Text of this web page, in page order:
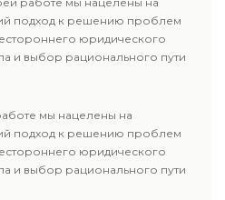
препятствовать Вам в
достижении поставленной
цели.
подход к решению проблем
юридического
и выбор рационального пути
мы нацелены на
подход к решению проблем
юридического
и выбор рационального пути